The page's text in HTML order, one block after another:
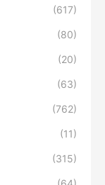
(617)
(80)
(20)
(63)
(762)
(11)
(315)